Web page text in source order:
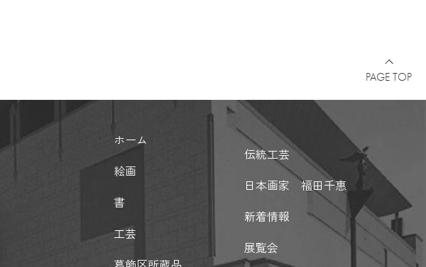
PAGE TOP
ホーム
絵画
書
工芸
伝統工芸
日本画家 福田千惠
新着情報
展覧会